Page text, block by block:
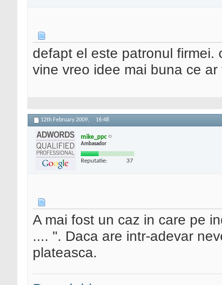
defapt el este patronul firmei.
vine vreo idee mai buna ce
12th February 2009, 16:48
mike_ppc
Ambasador
Reputatie: 37
A mai fost un caz in care pe
.... ". Daca are intr-adevar
plateasca.